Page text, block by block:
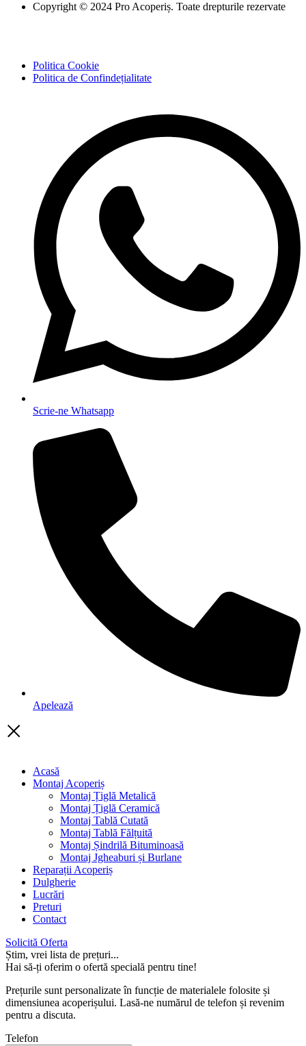
Copyright © 2024 Pro Acoperiș. Toate drepturile rezervate
Politica Cookie
Politica de Confindețialitate
Scrie-ne Whatsapp
Apelează
Acasă
Montaj Acoperiș
Montaj Țiglă Metalică
Montaj Țiglă Ceramică
Montaj Tablă Cutată
Montaj Tablă Fălțuită
Montaj Șindrilă Bituminoasă
Montaj Jgheaburi și Burlane
Reparații Acoperiș
Dulgherie
Lucrări
Preturi
Contact
Solicită Oferta
Știm, vrei lista de prețuri...
Hai să-ți oferim o ofertă specială pentru tine!
Prețurile sunt personalizate în funcție de materialele folosite și
dimensiunea acoperișului. Lasă-ne numărul de telefon și revenim
pentru a discuta.
Telefon